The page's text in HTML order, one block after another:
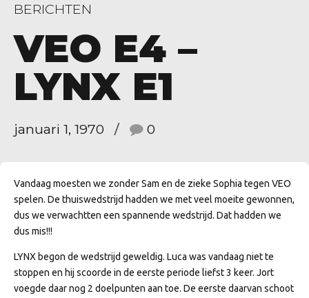
BERICHTEN
VEO E4 –
LYNX E1
januari 1, 1970 0
Vandaag moesten we zonder Sam en de zieke Sophia tegen VEO
spelen. De thuiswedstrijd hadden we met veel moeite gewonnen,
dus we verwachtten een spannende wedstrijd. Dat hadden we
dus mis!!!
LYNX begon de wedstrijd geweldig. Luca was vandaag niet te
stoppen en hij scoorde in de eerste periode liefst 3 keer. Jort
voegde daar nog 2 doelpunten aan toe. De eerste daarvan schoot